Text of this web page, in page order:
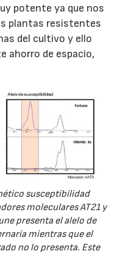
potente ya que nos
plantas resistentes
del cultivo y ello
ahorro de espacio,
susceptibilidad
moleculares AT21 y
presenta el alelo de
mientras que el
no lo presenta. Este